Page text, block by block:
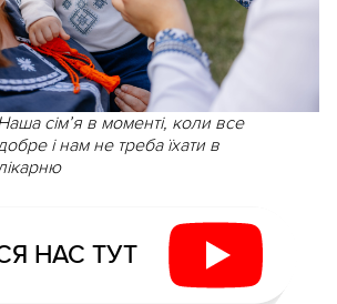
сім’я в моменті, коли все
і нам не треба їхати в
НАС ТУТ